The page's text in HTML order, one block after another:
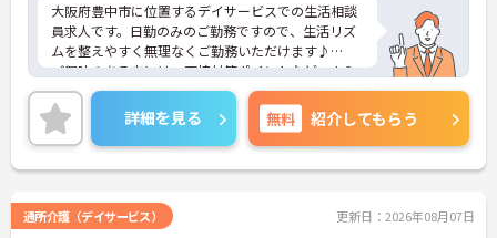
大阪府豊中市に位置するデイサービスでの生活相談
員求人です。日勤のみのご勤務ですので、生活リズ
ムを整えやすく無理なくご勤務いただけます♪
ご興味のある方には、面接対策ポイントなど、さら
に詳細をお話しいたしますのでお気軽にご相談くだ
さい！
詳細を見る 無料 紹介してもらう
通所介護（デイサービス） 更新日：2026年08月07日